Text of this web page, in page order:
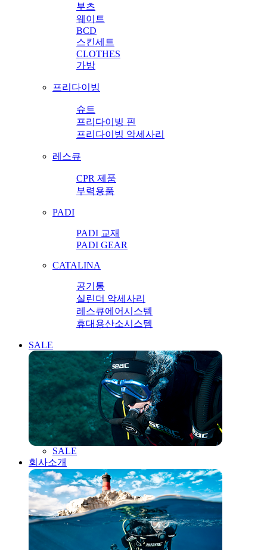
부츠
웨이트
BCD
스킨세트
CLOTHES
가방
프리다이빙
슈트
프리다이빙 핀
프리다이빙 악세사리
레스큐
CPR 제품
부력용품
PADI
PADI 교재
PADI GEAR
CATALINA
공기통
실린더 악세사리
레스큐에어시스템
휴대용산소시스템
SALE
SALE
회사소개